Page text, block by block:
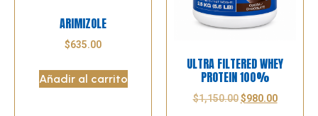
ARIMIZOLE
$635.00
Añadir al carrito
ULTRA FILTERED WHEY
PROTEIN 100%
$1,150.00 $980.00